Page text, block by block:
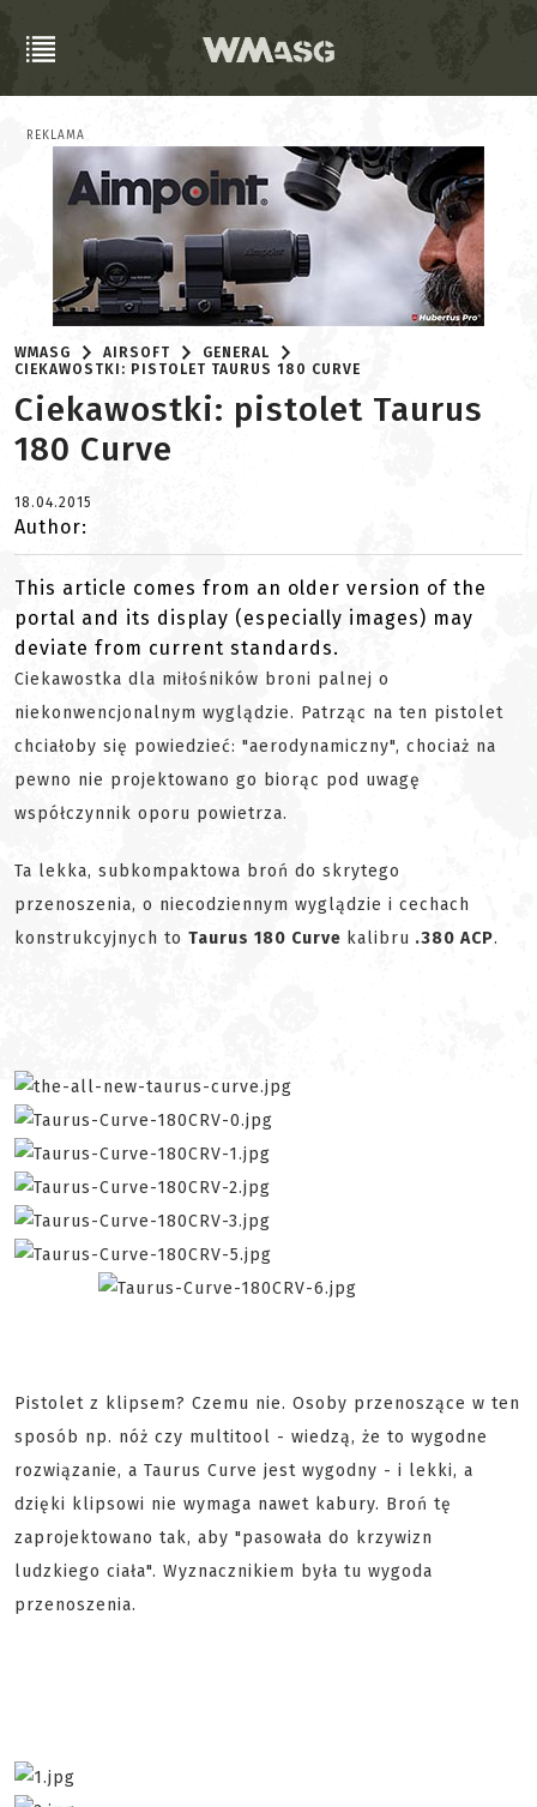
REKLAMA
WMASG AIRSOFT
GENERAL
CIEKAWOSTKI: PISTOLET TAURUS 180 CURVE
Ciekawostki: pistolet Taurus
180 Curve
18.04.2015
Author:
This article comes from an older version of the
portal and its display (especially images) may
deviate from current standards.
Ciekawostka dla miłośników broni palnej o
niekonwencjonalnym wyglądzie. Patrząc na ten pistolet
chciałoby się powiedzieć: "aerodynamiczny", chociaż na
pewno nie projektowano go biorąc pod uwagę
współczynnik oporu powietrza.
Ta lekka, subkompaktowa broń do skrytego
przenoszenia, o niecodziennym wyglądzie i cechach
konstrukcyjnych to Taurus 180 Curve kalibru .380 ACP.
Pistolet z klipsem? Czemu nie. Osoby przenoszące w ten
sposób np. nóż czy multitool - wiedzą, że to wygodne
rozwiązanie, a Taurus Curve jest wygodny - i lekki, a
dzięki klipsowi nie wymaga nawet kabury. Broń tę
zaprojektowano tak, aby "pasowała do krzywizn
ludzkiego ciała". Wyznacznikiem była tu wygoda
przenoszenia.